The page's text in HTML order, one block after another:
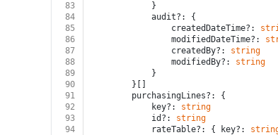
83
			}
84
			audit?: {
85
				createdDateTime?:
86
				modifiedDateTime?:
87
				createdBy?:
string
88
				modifiedBy?:
string
89
			}
90
		}[]
91
		purchasingLines?: {
92
			key?:
string
93
			id?:
string
94
			rateTable?: { key?: